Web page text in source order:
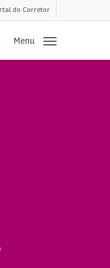
do Corretor
procurar
Menu